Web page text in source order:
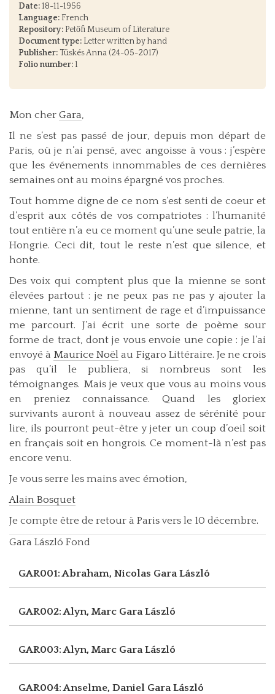
Date:18-11-1956
Language: French
Repository: Petőfi Museum of Literature
Document type: Letter written by hand
Publisher: Tüskés Anna (24-05-2017)
Folio number:1
Mon cher Gara,
Il ne s’est pas passé de jour, depuis mon départ de
Paris, où je n’ai pensé, avec angoisse à vous : j’espère
que les événements innommables de ces dernières
semaines ont au moins épargné vos proches.
Tout homme digne de ce nom s’est senti de coeur et
d’esprit aux côtés de vos compatriotes : l’humanité
tout entière n’a eu ce moment qu’une seule patrie, la
Hongrie. Ceci dit, tout le reste n’est que silence, et
honte.
Des voix qui comptent plus que la mienne se sont
élevées partout : je ne peux pas ne pas y ajouter la
mienne, tant un sentiment de rage et d’impuissance
me parcourt. J’ai écrit une sorte de poème sour
forme de tract, dont je vous envoie une copie : je l’ai
envoyé à Maurice Noël au Figaro Littéraire. Je ne crois
pas qu’il le publiera, si nombreus sont les
témoignanges. Mais je veux que vous au moins vous
en preniez connaissance. Quand les gloriex
survivants auront à nouveau assez de sérénité pour
lire, ils pourront peut-être y jeter un coup d’oeil soit
en français soit en hongrois. Ce moment-là n’est pas
encore venu.
Je vous serre les mains avec émotion,
Alain Bosquet
Je compte être de retour à Paris vers le 10 décembre.
Gara László Fond
GAR001: Abraham, Nicolas Gara László
GAR002: Alyn, Marc Gara László
GAR003: Alyn, Marc Gara László
GAR004: Anselme, Daniel Gara László